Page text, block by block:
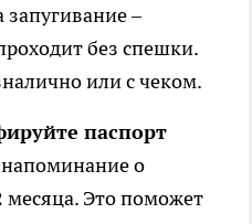
запугивание –
без спешки.
или с чеком.
паспорт
о
месяца. Это поможет